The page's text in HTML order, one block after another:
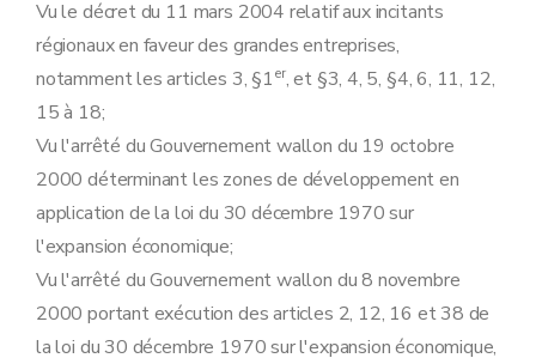
Art.17 bis
Art. 18
Art. 19
Art. 21
Section 2 L'exonération du précompte immobilier
Art. 22
Section 3 La garantie
Art. 23
Art. 24
Art. 25
Art. 26
Art. 27
Art. 28
Art. 29
Vu le décret du 11 mars 2004 relatif aux incitants
régionaux en faveur des grandes entreprises,
notamment les articles 3, §1er, et §3, 4, 5, §4, 6, 11, 12,
15 à 18;
Vu l'arrêté du Gouvernement wallon du 19 octobre
2000 déterminant les zones de développement en
application de la loi du 30 décembre 1970 sur
l'expansion économique;
Vu l'arrêté du Gouvernement wallon du 8 novembre
2000 portant exécution des articles 2, 12, 16 et 38 de
la loi du 30 décembre 1970 sur l'expansion économique,